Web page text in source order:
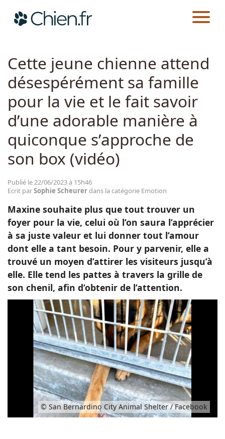
Races
Guides
CHIEN.FR ACTUALITÉS
Cette jeune chienne attend
désespérément sa famille
pour la vie et le fait savoir
d’une adorable manière à
quiconque s’approche de
son box (vidéo)
Publié le 22/06/2023 à 15h46
Ecrit parSophie Scheurerdans la catégorie Emotion
Maxine souhaite plus que tout trouver un
foyer pour la vie, celui où l’on saura l’apprécier
à sa juste valeur et lui donner tout l’amour
dont elle a tant besoin. Pour y parvenir, elle a
trouvé un moyen d’attirer les visiteurs jusqu’à
elle. Elle tend les pattes à travers la grille de
son chenil, afin d’obtenir de l’attention.
© San Bernardino City Animal Shelter / Facebook